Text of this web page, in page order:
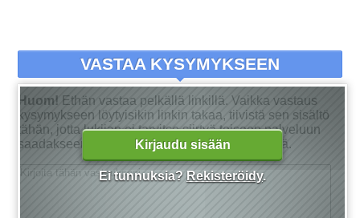
Kirjaudu sisään
Ei tunnuksia? Rekisteröidy.
VASTAA KYSYMYKSEEN
Huom! Ethän vastaa pelkällä linkillä. Vaikka vastaus
kysymykseen löytyisikin linkin takaa, tiivistä sen sisältö
tähän, jotta lukijan ei tarvitse siirtyä toiseen palveluun
saadakseen tarkan vastauksen kysymykseensä.